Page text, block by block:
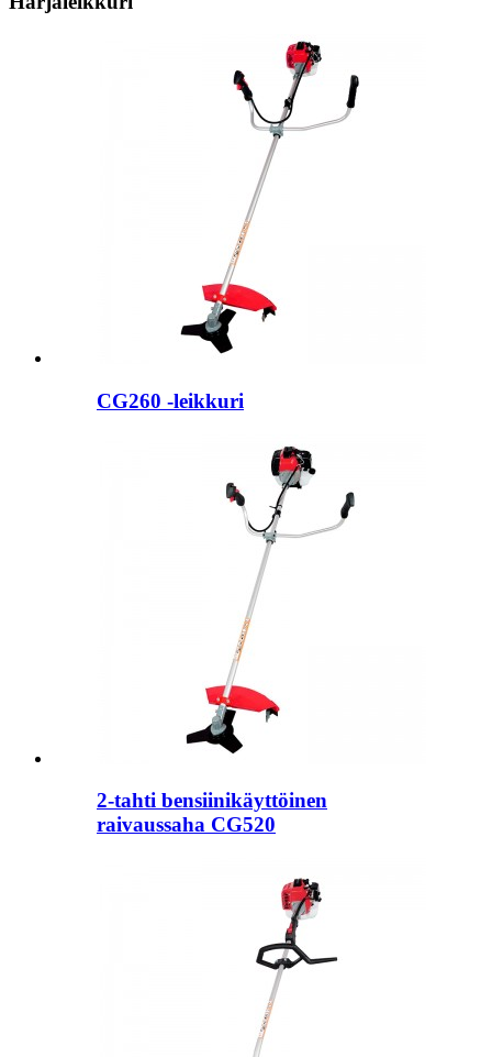
CG260 -leikkuri
2-tahti bensiinikäyttöinen
raivaussaha CG520